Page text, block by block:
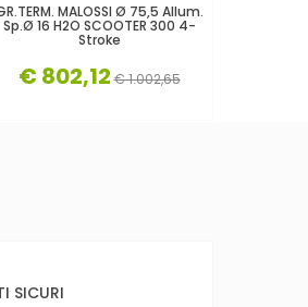
MALOSSI Ø 75,5 Allum.
Sp.Ø 16 H2O SCOOTER 300 4-
Stroke
€ 802,12 € 1.002,65
SICURI